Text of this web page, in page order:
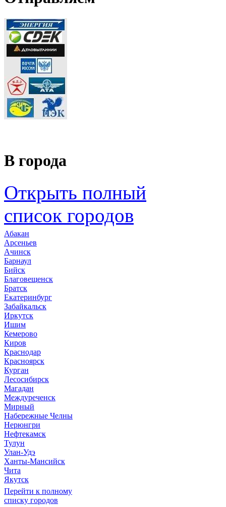
В города
Открыть полный
список городов
Абакан
Арсеньев
Ачинск
Барнаул
Бийск
Благовещенск
Братск
Екатеринбург
Забайкальск
Иркутск
Ишим
Кемерово
Киров
Краснодар
Красноярск
Курган
Лесосибирск
Магадан
Междуреченск
Мирный
Набережные Челны
Нерюнгри
Нефтекамск
Тулун
Улан-Удэ
Ханты-Мансийск
Чита
Якутск
Перейти к полному
списку городов